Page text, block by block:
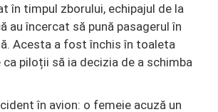
în timpul zborului, echipajul de la
au încercat să pună pasagerul în
Acesta a fost închis în toaleta
ca piloții să ia decizia de a schimba
în avion: o femeie acuză un